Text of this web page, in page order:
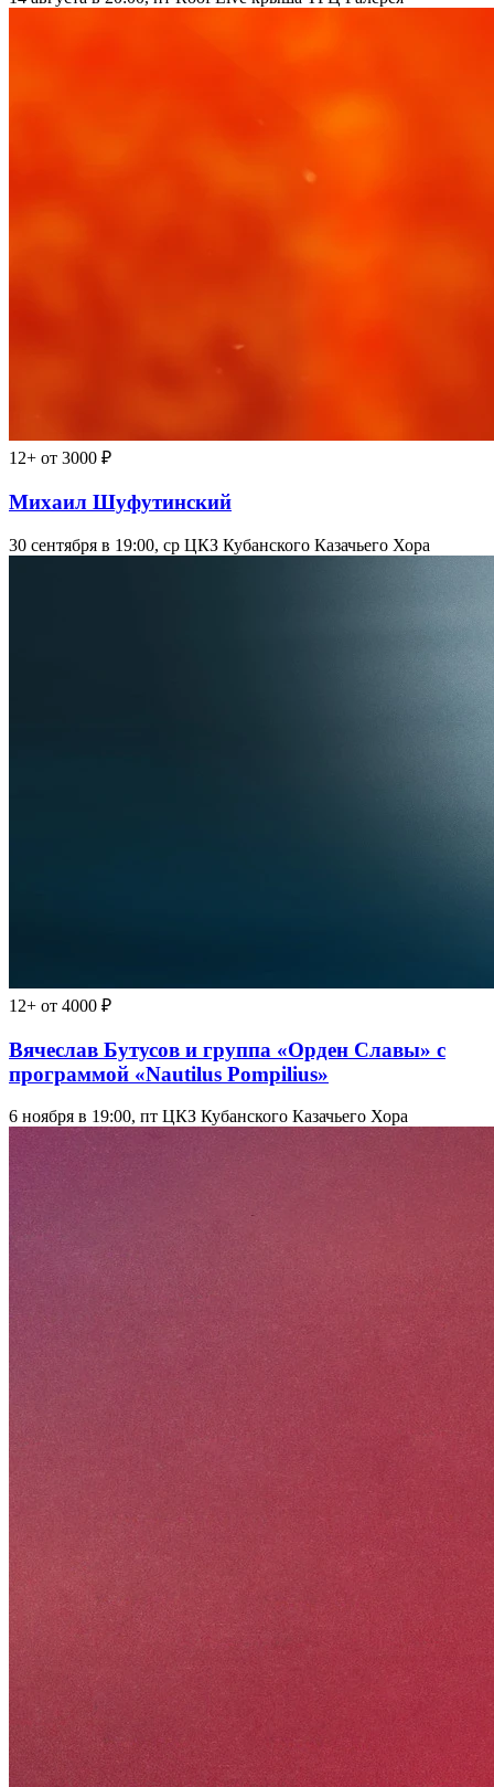
12+ от 3000 ₽
Михаил Шуфутинский
30 сентября в 19:00, ср ЦКЗ Кубанского Казачьего Хора
12+ от 4000 ₽
Вячеслав Бутусов и группа «Орден Славы» с
программой «Nautilus Pompilius»
6 ноября в 19:00, пт ЦКЗ Кубанского Казачьего Хора